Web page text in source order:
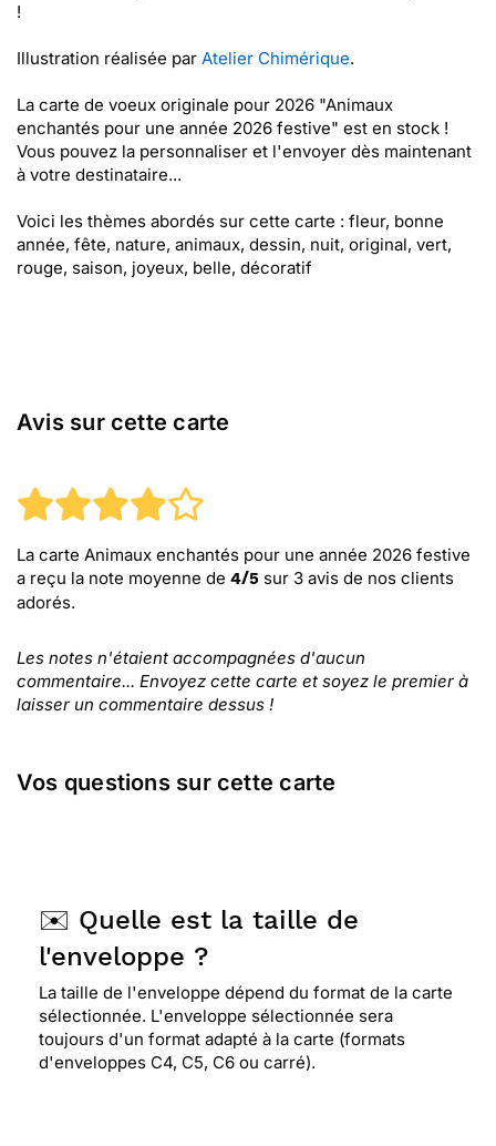
!
Illustration réalisée par Atelier Chimérique.
La carte de voeux originale pour 2026 "Animaux
enchantés pour une année 2026 festive" est en stock !
Vous pouvez la personnaliser et l'envoyer dès maintenant
à votre destinataire...
Voici les thèmes abordés sur cette carte : fleur, bonne
année, fête, nature, animaux, dessin, nuit, original, vert,
rouge, saison, joyeux, belle, décoratif
Avis sur cette carte
La carte Animaux enchantés pour une année 2026 festive
a reçu la note moyenne de 4/5 sur 3 avis de nos clients
adorés.
Les notes n'étaient accompagnées d'aucun
commentaire... Envoyez cette carte et soyez le premier à
laisser un commentaire dessus !
Vos questions sur cette carte
✉️ Quelle est la taille de
l'enveloppe ?
La taille de l'enveloppe dépend du format de la carte
sélectionnée. L'enveloppe sélectionnée sera
toujours d'un format adapté à la carte (formats
d'enveloppes C4, C5, C6 ou carré).